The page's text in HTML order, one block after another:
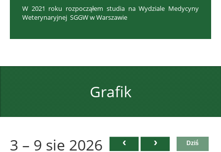
W 2021 roku rozpocząłem studia na Wydziale Medycyny
Weterynaryjnej SGGW w Warszawie
Grafik
3 – 9 sie 2026 Dziś